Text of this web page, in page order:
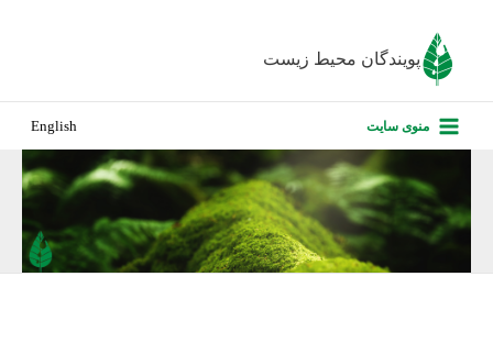
پویندگان محیط زیست
منوی سایت English
درباره ما
پروژه‌های
تماس با ما